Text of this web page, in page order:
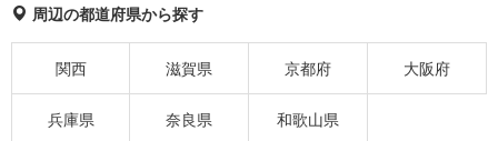
周辺の都道府県から探す
関西 滋賀県 京都府 大阪府
兵庫県 奈良県 和歌山県